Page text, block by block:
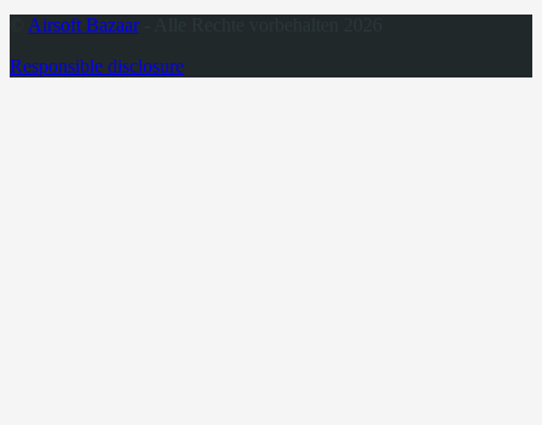
Airsoft Bazaar- Alle Rechte vorbehalten 2026
Responsible disclosure